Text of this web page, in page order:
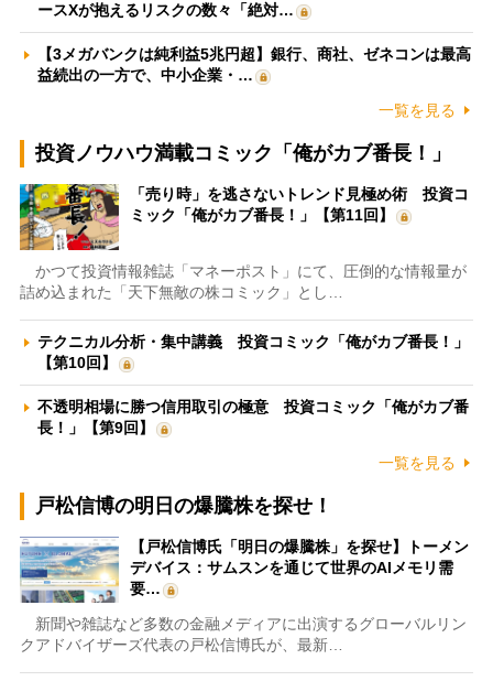
ースXが抱えるリスクの数々「絶対…
【3メガバンクは純利益5兆円超】銀行、商社、ゼネコンは最高
益続出の一方で、中小企業・…
一覧を見る
投資ノウハウ満載コミック「俺がカブ番長！」
「売り時」を逃さないトレンド見極め術 投資コ
ミック「俺がカブ番長！」【第11回】
かつて投資情報雑誌「マネーポスト」にて、圧倒的な情報量が
詰め込まれた「天下無敵の株コミック」とし…
テクニカル分析・集中講義 投資コミック「俺がカブ番長！」
【第10回】
不透明相場に勝つ信用取引の極意 投資コミック「俺がカブ番
長！」【第9回】
一覧を見る
戸松信博の明日の爆騰株を探せ！
【戸松信博氏「明日の爆騰株」を探せ】トーメン
デバイス：サムスンを通じて世界のAIメモリ需
要…
新聞や雑誌など多数の金融メディアに出演するグローバルリン
クアドバイザーズ代表の戸松信博氏が、最新…